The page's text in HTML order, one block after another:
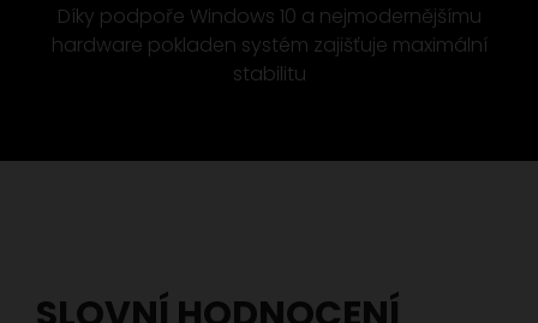
Díky podpoře Windows 10 a nejmodernějšímu
hardware pokladen systém zajišťuje maximální
stabilitu